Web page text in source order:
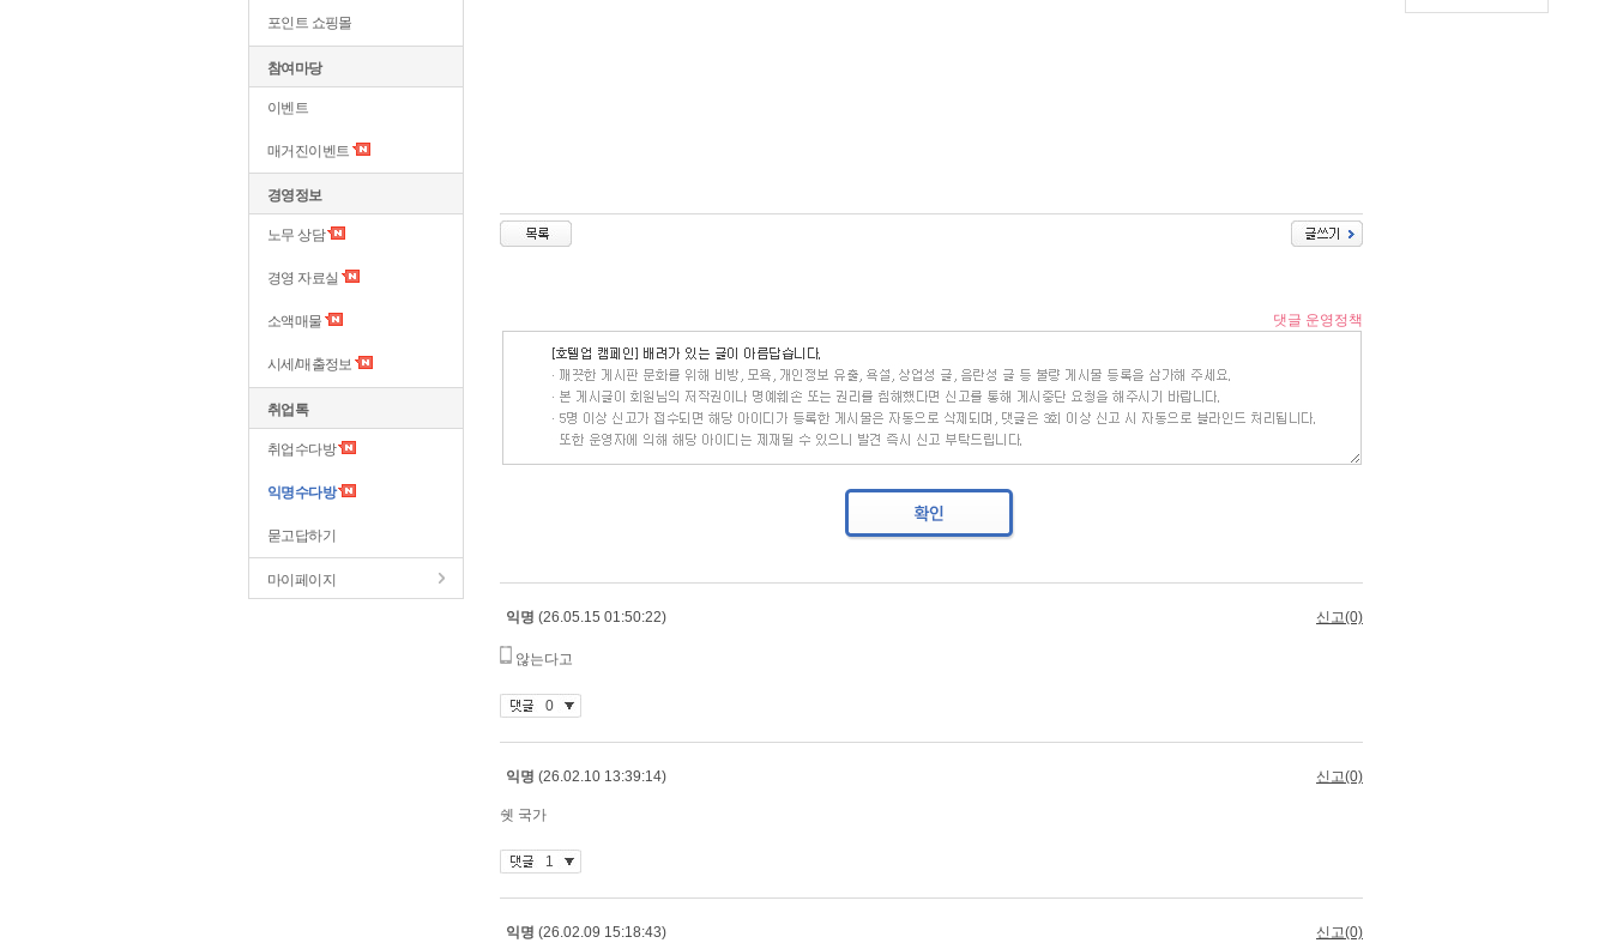
포인트 쇼핑몰
참여마당
이벤트
매거진이벤트
경영정보
노무 상담
경영 자료실
소액매물
시세/매출정보
취업톡
취업수다방
익명수다방
묻고답하기
마이페이지